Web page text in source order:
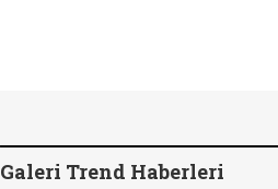
Galeri Trend Haberleri